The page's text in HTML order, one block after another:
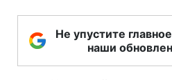
Не упустите
наши